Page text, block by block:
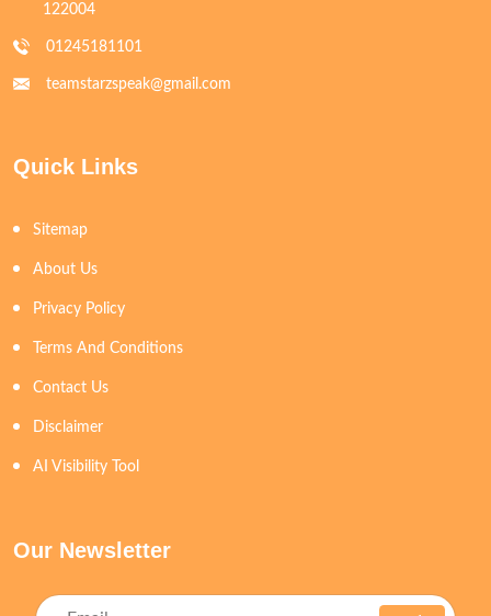
122004
01245181101
teamstarzspeak@gmail.com
Quick Links
Sitemap
About Us
Privacy Policy
Terms And Conditions
Contact Us
Disclaimer
AI Visibility Tool
Our Newsletter